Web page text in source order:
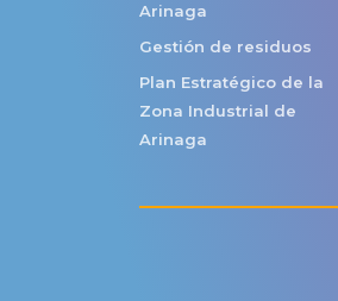
Arinaga
Gestión de residuos
Plan Estratégico de la
Zona Industrial de
Arinaga